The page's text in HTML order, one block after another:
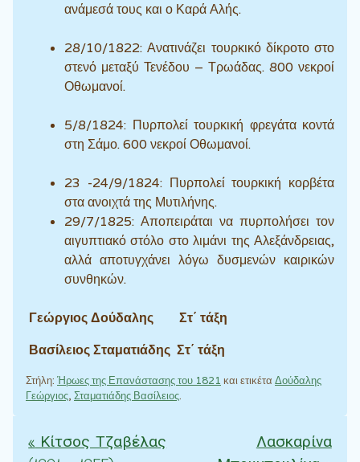
ανάμεσά τους και ο Καρά Αλής.
28/10/1822: Ανατινάζει τουρκικό δίκροτο στο
στενό μεταξύ Τενέδου – Τρωάδας. 800 νεκροί
Οθωμανοί.
5/8/1824: Πυρπολεί τουρκική φρεγάτα κοντά
στη Σάμο. 600 νεκροί Οθωμανοί.
23 -24/9/1824: Πυρπολεί τουρκική κορβέτα
στα ανοιχτά της Μυτιλήνης.
29/7/1825: Αποπειράται να πυρπολήσει τον
αιγυπτιακό στόλο στο λιμάνι της Αλεξάνδρειας,
αλλά αποτυγχάνει λόγω δυσμενών καιρικών
συνθηκών.
Γεώργιος Δούδαλης Στ΄ τάξη
Βασίλειος Σταματιάδης Στ΄ τάξη
Στήλη: Ήρωες της Επανάστασης του 1821 και ετικέτα Δούδαλης
Γεώργιος, Σταματιάδης Βασίλειος.
Πλοήγηση άρθρων
«Κίτσος Τζαβέλας
Λασκαρίνα